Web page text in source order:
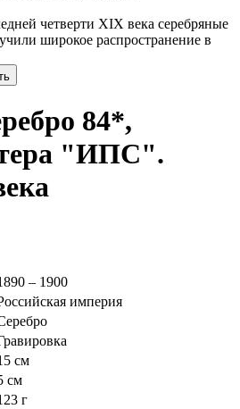
четверти XIX века серебряные
широкое распространение в
84*,
"ИПС".
– 1900
империя
см
см
г